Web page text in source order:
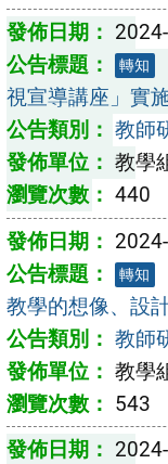
轉知
視宣導講座」實
教師
教學
440
轉知
教學的想像、設
教師
教學
543